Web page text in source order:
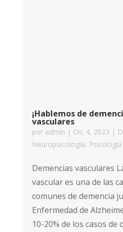
¡Hablemos de
vasculares
por admin | Dic 4, 2023 |
Neuropsicología, Psicología
Demencias vasculares
vascular es una de las
comunes de demencia
Enfermedad de
10-20% de los casos de